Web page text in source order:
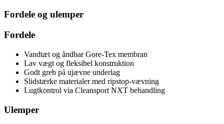
Fordele og ulemper
Fordele
Vandtæt og åndbar Gore-Tex membran
Lav vægt og fleksibel konstruktion
Godt greb på ujævne underlag
Slidstærke materialer med ripstop-vævning
Lugtkontrol via Cleansport NXT behandling
Ulemper